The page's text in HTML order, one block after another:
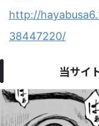
http://
38447220/
当サイ